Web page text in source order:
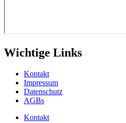
Wichtige Links
Kontakt
Impressum
Datenschutz
AGBs
Kontakt